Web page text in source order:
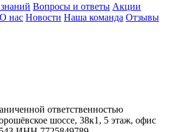
Вопросы и ответы Акции
О нас Новости Наша команда Отзывы
ответственностью
шоссе, 38к1, 5 этаж, офис